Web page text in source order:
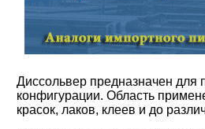
Диссольвер предназначен для
конфигурации. Область
красок, лаков, клеев и до